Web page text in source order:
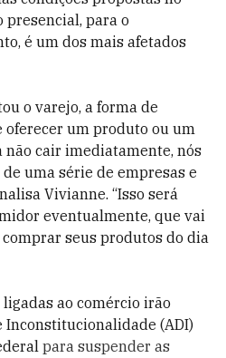
presencial, para o
é um dos mais afetados
o varejo, a forma de
um produto ou um
não cair imediatamente, nós
uma série de empresas e
Vivianne. “Isso será
eventualmente, que vai
seus produtos do dia
ligadas ao comércio irão
Inconstitucionalidade (ADI)
para suspender as